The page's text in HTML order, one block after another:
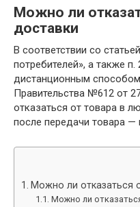
Можно ли
доставки
В соответствии со
потребителей», а также
дистанционным
Правительства №612 от
отказаться от товара в
после передачи товара —
Можно ли отказаться
Можно ли